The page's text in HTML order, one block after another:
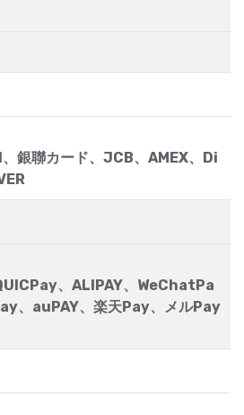
銀聯カード、JCB、AMEX、Di
、ALIPAY、WeChatPa
、auPAY、楽天Pay、メルPay